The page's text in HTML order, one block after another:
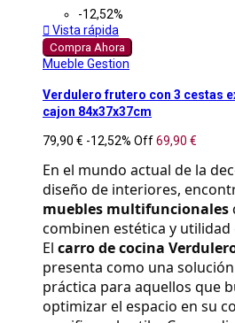
-12,52%
 Vista rápida
Compra Ahora
Mueble Gestion
Verdulero frutero con 3 cestas
cajon 84x37x37cm
79,90 € -12,52% Off69,90 €
En el mundo actual de la
muebles multifuncionales
combinen estética y utilidad
El carro de cocina
presenta como una
práctica para aquellos que
optimizar el espacio en su